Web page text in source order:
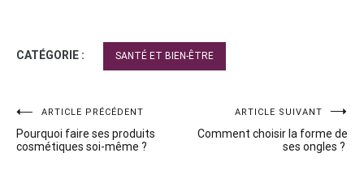
CATÉGORIE : SANTÉ ET BIEN-ÊTRE
Navigation
de
ARTICLE PRÉCÉDENT
Pourquoi faire ses produits
cosmétiques soi-même ?
ARTICLE SUIVANT
Comment choisir la forme de
ses ongles ?